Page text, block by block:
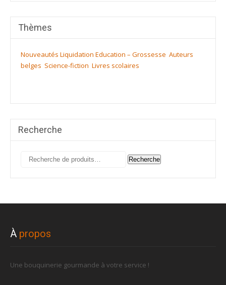
Thèmes
Nouveautés Liquidation Education – Grossesse Auteurs
belges Science-fiction Livres scolaires
Recherche
Recherche
Recherche
À propos
Une bouquinerie gourmande à votre service !